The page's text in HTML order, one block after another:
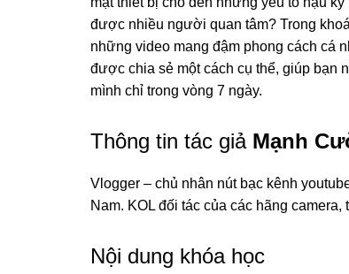
được nhiều người quan tâm? Trong
những video mang đậm phong cách cá
được chia sẻ một cách cụ thể, giúp bạn
mình chỉ trong vòng 7 ngày.
Thông tin tác giả Mạnh
Vlogger – chủ nhân nút bạc kênh
Nam. KOL đối tác của các hãng camera,
Nội dung khóa học